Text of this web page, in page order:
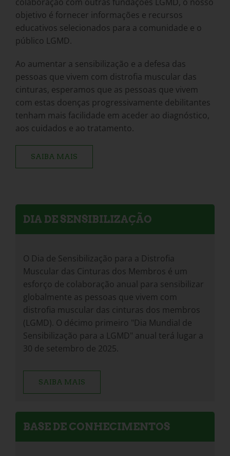
objetivo é fornecer informações e recursos
educativos selecionados para a comunidade e o
público LGMD.
Ao aumentar a sensibilização e a defesa das
pessoas que vivem com distrofia muscular das
cinturas, esperamos que as pessoas que vivem
com estas doenças progressivamente debilitantes
tenham mais facilidade em aceder ao diagnóstico,
aos cuidados e ao tratamento.
SAIBA MAIS
DIA DE SENSIBILIZAÇÃO
O Dia de Sensibilização para a Distrofia
Muscular das Cinturas dos Membros é um
esforço de colaboração anual para sensibilizar
globalmente as pessoas que vivem com
distrofia muscular das cinturas dos membros
(LGMD). O décimo primeiro "Dia Mundial de
Sensibilização para a LGMD" anual terá lugar a
30 de setembro de 2025.
SAIBA MAIS
BASE DE CONHECIMENTOS